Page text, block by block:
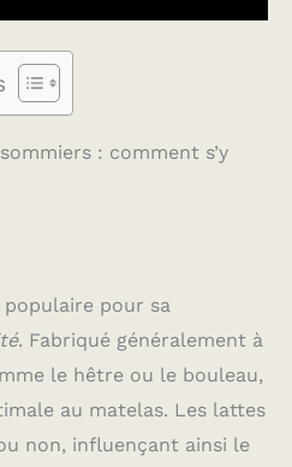
: comment s’y
pour sa
. Fabriqué généralement à
le hêtre ou le bouleau,
au matelas. Les lattes
non, influençant ainsi le